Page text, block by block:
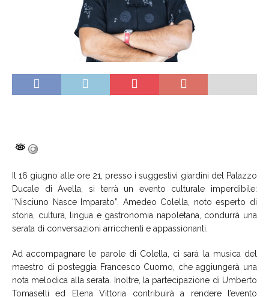
Il 16 giugno alle ore 21, presso i suggestivi giardini del Palazzo
Ducale di Avella, si terrà un evento culturale imperdibile:
“Nisciuno Nasce Imparato”. Amedeo Colella, noto esperto di
storia, cultura, lingua e gastronomia napoletana, condurrà una
serata di conversazioni arricchenti e appassionanti.
Ad accompagnare le parole di Colella, ci sarà la musica del
maestro di posteggia Francesco Cuomo, che aggiungerà una
nota melodica alla serata. Inoltre, la partecipazione di Umberto
Tomaselli ed Elena Vittoria contribuirà a rendere l’evento